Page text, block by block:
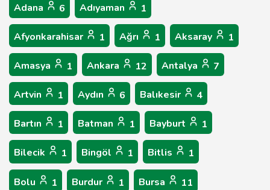
Adana 6 Adıyaman 1
Afyonkarahisar 1 Ağrı 1 Aksaray 1
Amasya 1 Ankara 12 Antalya 7
Artvin 1 Aydın 6 Balıkesir 4
Bartın 1 Batman 1 Bayburt 1
Bilecik 1 Bingöl 1 Bitlis 1
Bolu 1 Burdur 1 Bursa 11